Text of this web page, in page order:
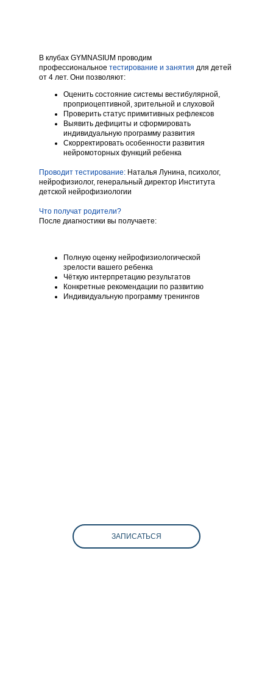
В клубах GYMNASIUM проводим
профессиональное тестирование и занятия для детей
от 4 лет. Они позволяют:
Оценить состояние системы вестибулярной,
проприоцептивной, зрительной и слуховой
Проверить статус примитивных рефлексов
Выявить дефициты и сформировать
индивидуальную программу развития
Скорректировать особенности развития
нейромоторных функций ребенка
Проводит тестирование: Наталья Лунина, психолог,
нейрофизиолог, генеральный директор Института
детской нейрофизиологии
Что получат родители?
После диагностики вы получаете:
Полную оценку нейрофизиологической
зрелости вашего ребенка
Чёткую интерпретацию результатов
Конкретные рекомендации по развитию
Индивидуальную программу тренингов
ЗАПИСАТЬСЯ